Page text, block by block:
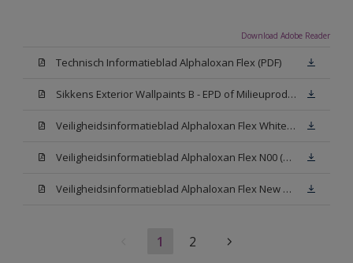
Download Adobe Reader
Technisch Informatieblad Alphaloxan Flex (PDF)
Sikkens Exterior Wallpaints B - EPD of Milieuproductverklaring
Veiligheidsinformatieblad Alphaloxan Flex White W05 (MSDS)
Veiligheidsinformatieblad Alphaloxan Flex N00 (MSDS)
Veiligheidsinformatieblad Alphaloxan Flex New N00 (MSDS)
1 2